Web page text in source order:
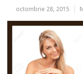
octombrie 28, 2015